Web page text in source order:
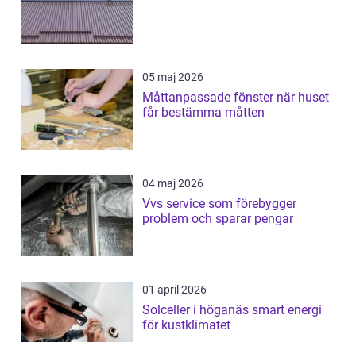
05 maj 2026
Måttanpassade fönster när huset
får bestämma måtten
04 maj 2026
Vvs service som förebygger
problem och sparar pengar
01 april 2026
Solceller i höganäs smart energi
för kustklimatet